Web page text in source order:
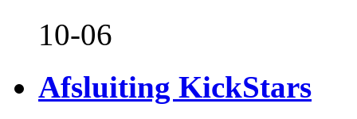
10-06
Afsluiting KickStars